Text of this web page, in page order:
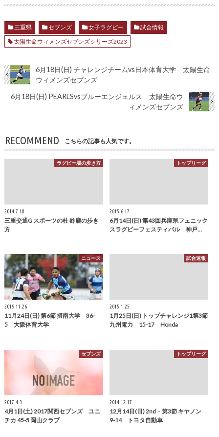
三重県 セブンズ 女子ラグビー
試合情報
太陽生命ウィメンズセブンズシリーズ2023
6月18日(日) チャレンジチームvs日本体育大学 太陽生命
ウィメンズセブンズ
6月18日(日) PEARLSvsブルーエンジェルス 太陽生命ウ
ィメンズセブンズ
RECOMMEND こちらの記事も人気です。
ラグビー場の歩き方
2014.7.18
三重交通G スポーツの杜 鈴鹿の歩き
方
トップリーグ
2015.6.17
6月14日(日) 第43回兵庫県フェニック
スラグビーフェスティバル 神戸…
ニュース
2019.11.26
11月24日(日) 第6節 摂南大学 36-
5 大阪体育大学
試合速報
2015.1.25
1月25日(日) トップチャレンジ1第3節
九州電力 15-17 Honda
セブンズ
2017.4.3
4月1日(土) 2017関西セブンズ ユニ
チカ 45-5 岡山クラブ
トップリーグ
2014.12.17
12月14日(日) 2nd・第3節 キヤノン
9-14 トヨタ自動車